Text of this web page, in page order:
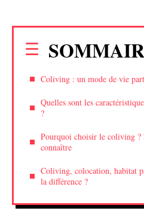
Coliving : un mode de vie
Quelles sont les
?
Pourquoi choisir le coliving ?
connaître
Coliving, colocation, habitat
la différence ?